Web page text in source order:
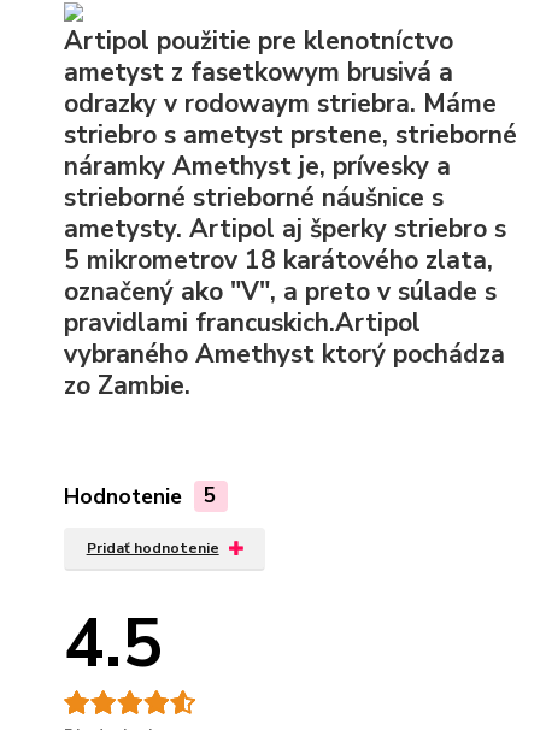
Artipol použitie pre klenotníctvo
ametyst z fasetkowym brusivá a
odrazky v rodowaym striebra. Máme
striebro s ametyst prstene, strieborné
náramky Amethyst je, prívesky a
strieborné strieborné náušnice s
ametysty. Artipol aj šperky striebro s
5 mikrometrov 18 karátového zlata,
označený ako "V", a preto v súlade s
pravidlami francuskich.Artipol
vybraného Amethyst ktorý pochádza
zo Zambie.
Hodnotenie 5
Pridať hodnotenie
4.5